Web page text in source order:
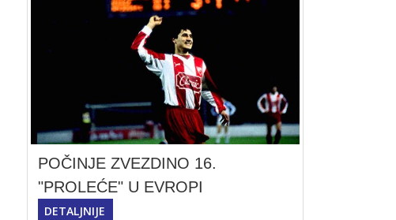
POČINJE ZVEZDINO 16.
"PROLEĆE" U EVROPI
DETALJNIJE